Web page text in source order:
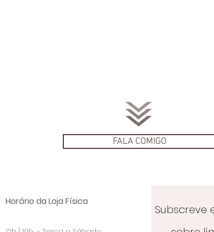
FALA COMIGO
Horário da Loja Física
Subscreve